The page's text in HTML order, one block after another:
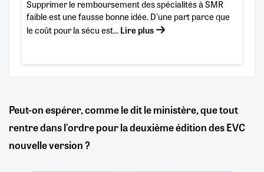
Supprimer le remboursement des spécialités à SMR
faible est une fausse bonne idée. D'une part parce que
le coût pour la sécu est...Lire plus
Peut-on espérer, comme le dit le ministère, que tout
rentre dans l'ordre pour la deuxième édition des EVC
nouvelle version ?